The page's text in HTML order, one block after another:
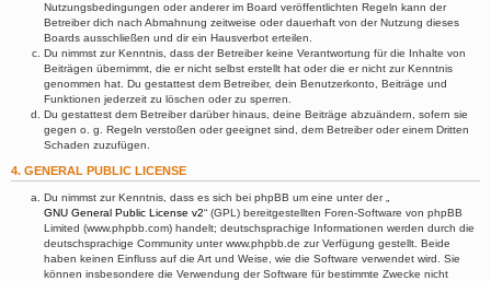
Nutzungsbedingungen oder anderer im Board veröffentlichten Regeln kann der
Betreiber dich nach Abmahnung zeitweise oder dauerhaft von der Nutzung dieses
Boards ausschließen und dir ein Hausverbot erteilen.
Du nimmst zur Kenntnis, dass der Betreiber keine Verantwortung für die Inhalte von
Beiträgen übernimmt, die er nicht selbst erstellt hat oder die er nicht zur Kenntnis
genommen hat. Du gestattest dem Betreiber, dein Benutzerkonto, Beiträge und
Funktionen jederzeit zu löschen oder zu sperren.
Du gestattest dem Betreiber darüber hinaus, deine Beiträge abzuändern, sofern sie
gegen o. g. Regeln verstoßen oder geeignet sind, dem Betreiber oder einem Dritten
Schaden zuzufügen.
4. GENERAL PUBLIC LICENSE
Du nimmst zur Kenntnis, dass es sich bei phpBB um eine unter der „
GNU General Public License v2“ (GPL) bereitgestellten Foren-Software von phpBB
Limited (www.phpbb.com) handelt; deutschsprachige Informationen werden durch die
deutschsprachige Community unter www.phpbb.de zur Verfügung gestellt. Beide
haben keinen Einfluss auf die Art und Weise, wie die Software verwendet wird. Sie
können insbesondere die Verwendung der Software für bestimmte Zwecke nicht